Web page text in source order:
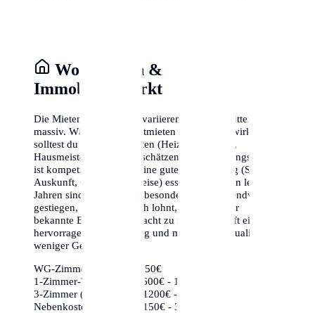
Wohnkosten &
Immobilienmarkt
Die Mieten in Karlsruhe variieren je nach Stadtteil
massiv. Während die Kaltmieten oft moderat wirken,
solltest du die Nebenkosten (Heizung, Wasser,
Hausmeister) nicht unterschätzen. Der Wohnungsmarkt
ist kompetitiv, daher ist eine gute Vorbereitung (Schufa-
Auskunft, Gehaltsnachweise) essenziell. In den letzten
Jahren sind die Preise insbesondere in den Trendvierteln
gestiegen, weshalb es sich lohnt, auch weniger
bekannte Bezirke in Betracht zu ziehen, die oft eine
hervorragende Anbindung und mehr Lebensqualität für
weniger Geld bieten.
WG-Zimmer:
ca. 350€ - 650€
1-Zimmer-Wohnung:
ca. 600€ - 1000€
3-Zimmer (Zentrum):
ca. 1200€ - 2000€
Nebenkosten (85m²):
ca. 150€ - 350€